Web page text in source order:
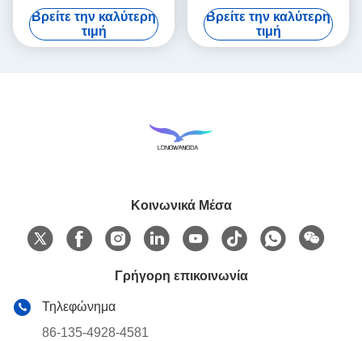
εγγράφου φίλτρων και
ανταλλαγή υγρασίας
Βρείτε την καλύτερη
τιμή
θερμότητα και τον
ανταλλάκτη υγρασίας
Βρείτε την καλύτερη
τιμή
Κοινωνικά Μέσα
Γρήγορη επικοινωνία
Τηλεφώνημα
86-135-4928-4581